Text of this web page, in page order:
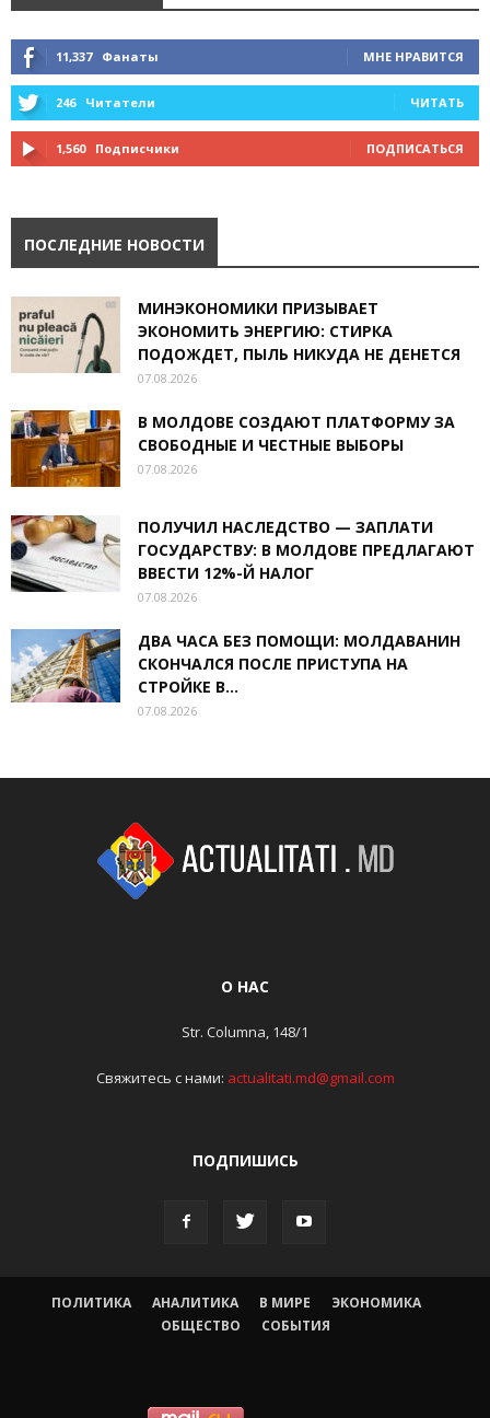
11,337 Фанаты МНЕ НРАВИТСЯ
246 Читатели ЧИТАТЬ
1,560 Подписчики ПОДПИСАТЬСЯ
ПОСЛЕДНИЕ НОВОСТИ
МИНЭКОНОМИКИ ПРИЗЫВАЕТ
ЭКОНОМИТЬ ЭНЕРГИЮ: СТИРКА
ПОДОЖДЕТ, ПЫЛЬ НИКУДА НЕ ДЕНЕТСЯ
07.08.2026
В МОЛДОВЕ СОЗДАЮТ ПЛАТФОРМУ ЗА
СВОБОДНЫЕ И ЧЕСТНЫЕ ВЫБОРЫ
07.08.2026
ПОЛУЧИЛ НАСЛЕДСТВО — ЗАПЛАТИ
ГОСУДАРСТВУ: В МОЛДОВЕ ПРЕДЛАГАЮТ
ВВЕСТИ 12%-Й НАЛОГ
07.08.2026
ДВА ЧАСА БЕЗ ПОМОЩИ: МОЛДАВАНИН
СКОНЧАЛСЯ ПОСЛЕ ПРИСТУПА НА
СТРОЙКЕ В...
07.08.2026
О НАС
Str. Columna, 148/1
Свяжитесь с нами: actualitati.md@gmail.com
ПОДПИШИСЬ
ПОЛИТИКА АНАЛИТИКА В МИРЕ
ЭКОНОМИКА
ОБЩЕСТВО
СОБЫТИЯ